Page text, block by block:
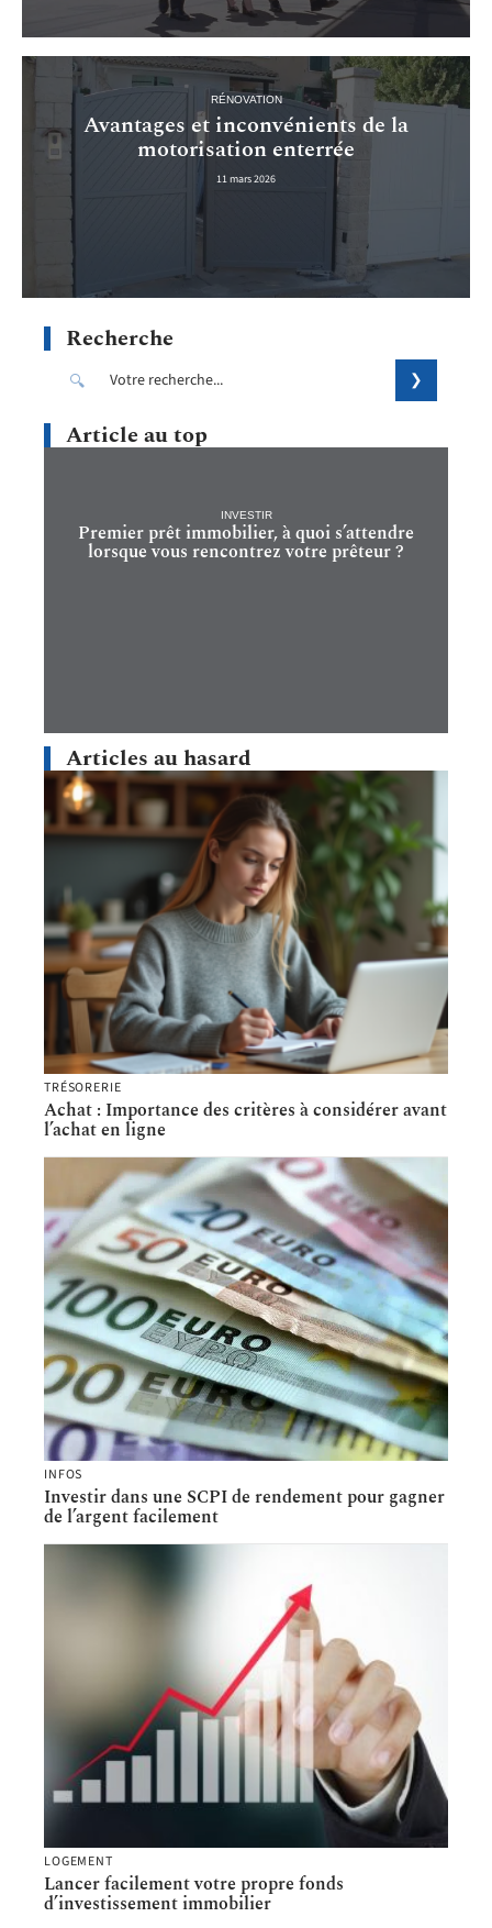
RÉNOVATION
Avantages et inconvénients de la
motorisation enterrée
11 mars 2026
Recherche
Article au top
INVESTIR
Premier prêt immobilier, à quoi s’attendre
lorsque vous rencontrez votre prêteur ?
Articles au hasard
TRÉSORERIE
Achat : Importance des critères à considérer avant
l’achat en ligne
INFOS
Investir dans une SCPI de rendement pour gagner
de l’argent facilement
LOGEMENT
Lancer facilement votre propre fonds
d’investissement immobilier